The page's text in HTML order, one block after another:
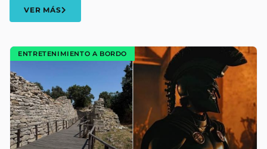
VER MÁS
ENTRETENIMIENTO A BORDO